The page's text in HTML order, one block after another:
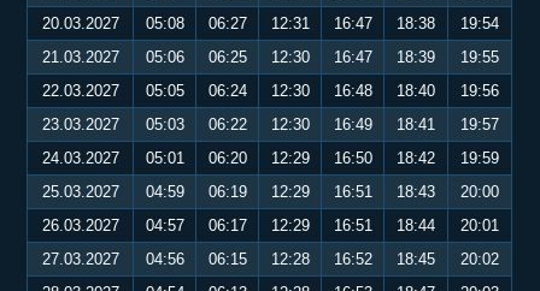
20.03.2027
05:08 06:27 12:31 16:47 18:38
19:54
21.03.2027
05:06 06:25 12:30 16:47 18:39
19:55
22.03.2027
05:05 06:24 12:30 16:48 18:40
19:56
23.03.2027
05:03 06:22 12:30 16:49 18:41
19:57
24.03.2027
05:01 06:20 12:29 16:50 18:42
19:59
25.03.2027
04:59 06:19 12:29 16:51 18:43
20:00
26.03.2027
04:57 06:17 12:29 16:51 18:44
20:01
27.03.2027
04:56 06:15 12:28 16:52 18:45
20:02